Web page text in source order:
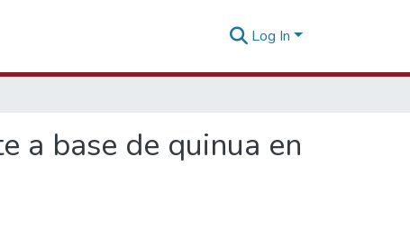
Log In
a base de quinua en